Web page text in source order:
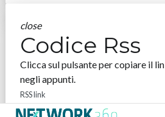
close
Codice Rss
Clicca sul pulsante per copiare il
negli appunti.
RSS link